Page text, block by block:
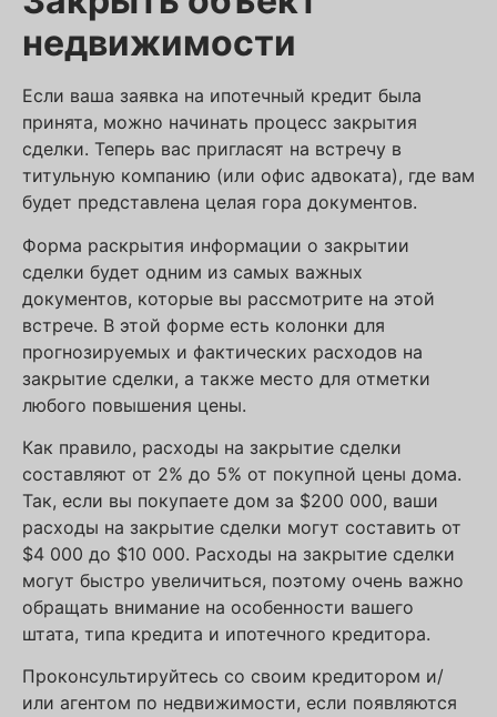
недвижимости
Если ваша заявка на ипотечный кредит была
принята, можно начинать процесс закрытия
сделки. Теперь вас пригласят на встречу в
титульную компанию (или офис адвоката), где вам
будет представлена целая гора документов.
Форма раскрытия информации о закрытии
сделки будет одним из самых важных
документов, которые вы рассмотрите на этой
встрече. В этой форме есть колонки для
прогнозируемых и фактических расходов на
закрытие сделки, а также место для отметки
любого повышения цены.
Как правило, расходы на закрытие сделки
составляют от 2% до 5% от покупной цены дома.
Так, если вы покупаете дом за $200 000, ваши
расходы на закрытие сделки могут составить от
$4 000 до $10 000. Расходы на закрытие сделки
могут быстро увеличиться, поэтому очень важно
обращать внимание на особенности вашего
штата, типа кредита и ипотечного кредитора.
Проконсультируйтесь со своим кредитором и/
или агентом по недвижимости, если появляются